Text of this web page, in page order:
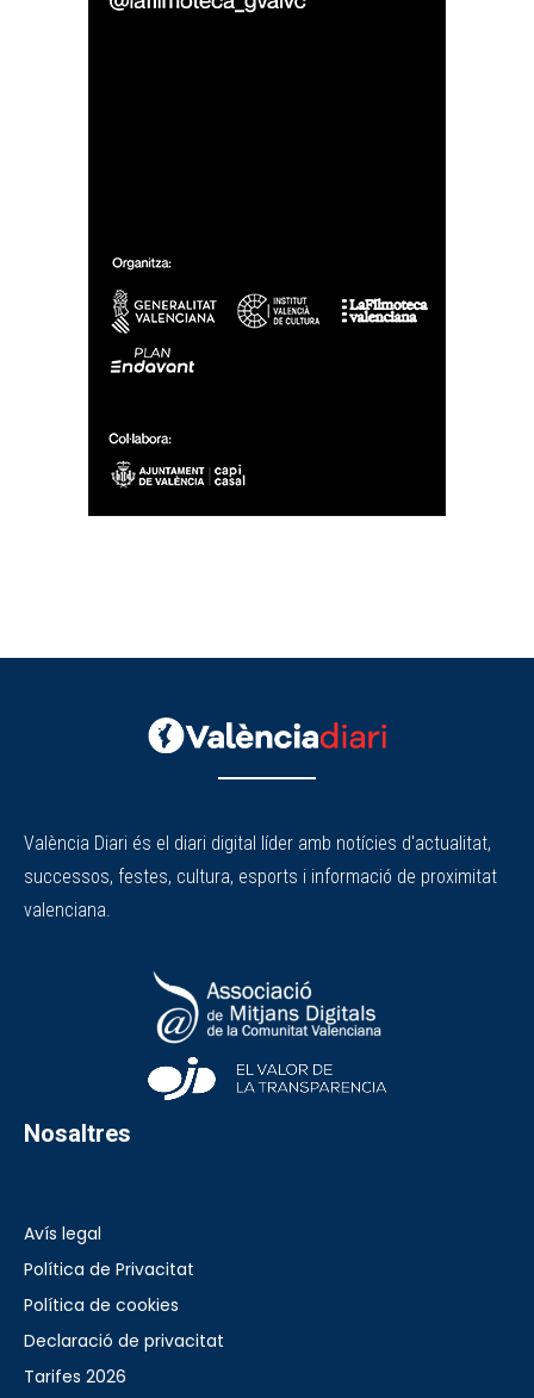
València Diari és el diari digital líder amb notícies d'actualitat,
successos, festes, cultura, esports i informació de proximitat
valenciana.
Nosaltres
Avís legal
Política de Privacitat
Política de cookies
Declaració de privacitat
Tarifes 2026